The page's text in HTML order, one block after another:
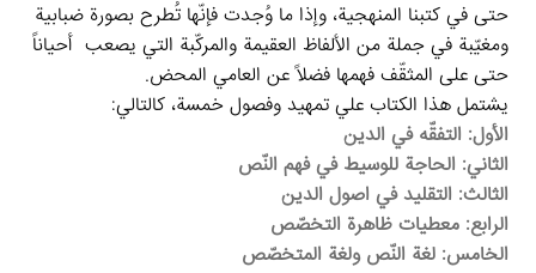
حتى في كتبنا المنهجية، وإذا ما وُجدت فإنّها تُطرح بصورة ضبابية
ومغيّبة في جملة من الألفاظ العقيمة والمركّبة التي يصعب أحياناً
حتى على المثقّف فهمها فضلاً عن العامي المحض.
یشتمل هذا الكتاب علي تمهيد وفصول خمسة، كالتالي:
الأول: التفقّه في الدين
الثاني: الحاجة للوسيط في فهم النّص
الثالث: التقليد في اصول الدين
الرابع: معطيات ظاهرة التخصّص
الخامس: لغة النّص ولغة المتخصّص